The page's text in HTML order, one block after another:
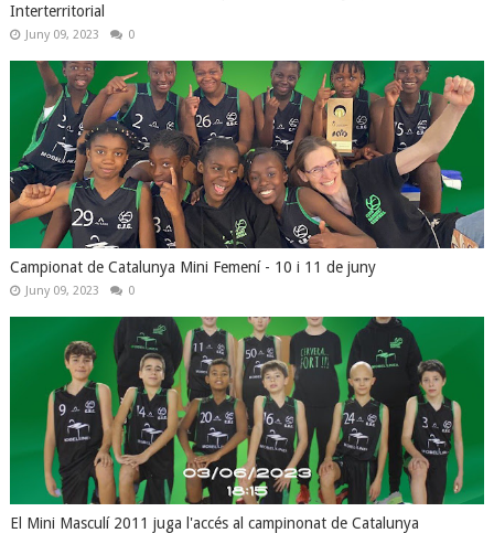
Interterritorial
Juny 09, 2023 0
Campionat de Catalunya Mini Femení - 10 i 11 de juny
Juny 09, 2023 0
El Mini Masculí 2011 juga l'accés al campinonat de Catalunya